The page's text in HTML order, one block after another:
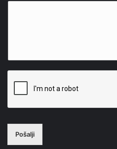
Pošalji